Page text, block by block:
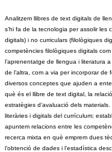
Analitzem llibres de text digitals de
s’hi fa de la tecnologia per assolir les
digitals) i no curriculars (filològiques
competències filològiques digitals
l’aprenentatge de llengua i literatura
de l’altra, com a via per incorporar
diversos conceptes que ajuden a
què és el llibre de text digital, la
estratègies d’avaluació dels
literàries i digitals del currículum;
apuntem relacions entre les
recerca mixta en què emprem dues
l’obtenció de dades i l’estadística